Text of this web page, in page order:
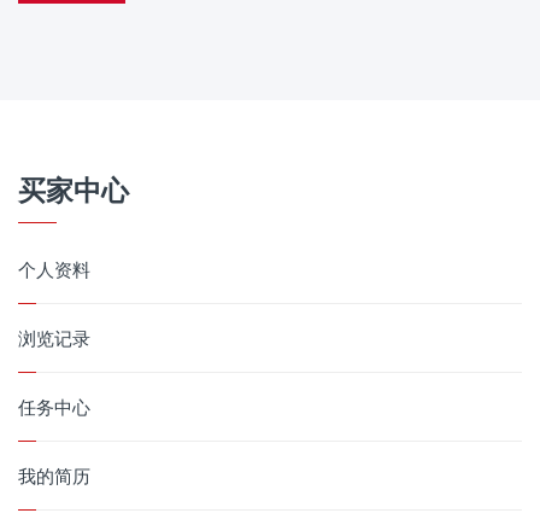
买家中心
个人资料
浏览记录
任务中心
我的简历